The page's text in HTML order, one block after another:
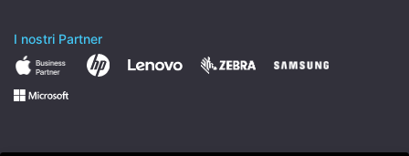
I nostri Partner